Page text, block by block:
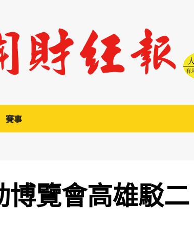
賽事
博覽會高雄駁二